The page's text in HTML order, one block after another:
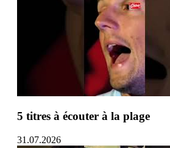
5 titres à écouter à la plage
31.07.2026